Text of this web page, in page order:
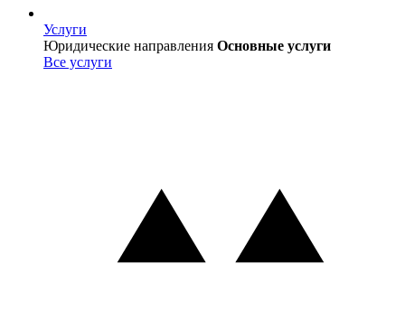
Услуги
Услуги
Юридические направления Основные услуги
Все услуги